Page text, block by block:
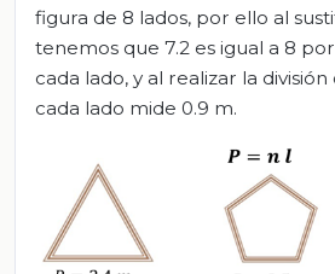
figura de 8 lados, por ello al
tenemos que 7.2 es igual a 8
cada lado, y al realizar la
cada lado mide 0.9 m.